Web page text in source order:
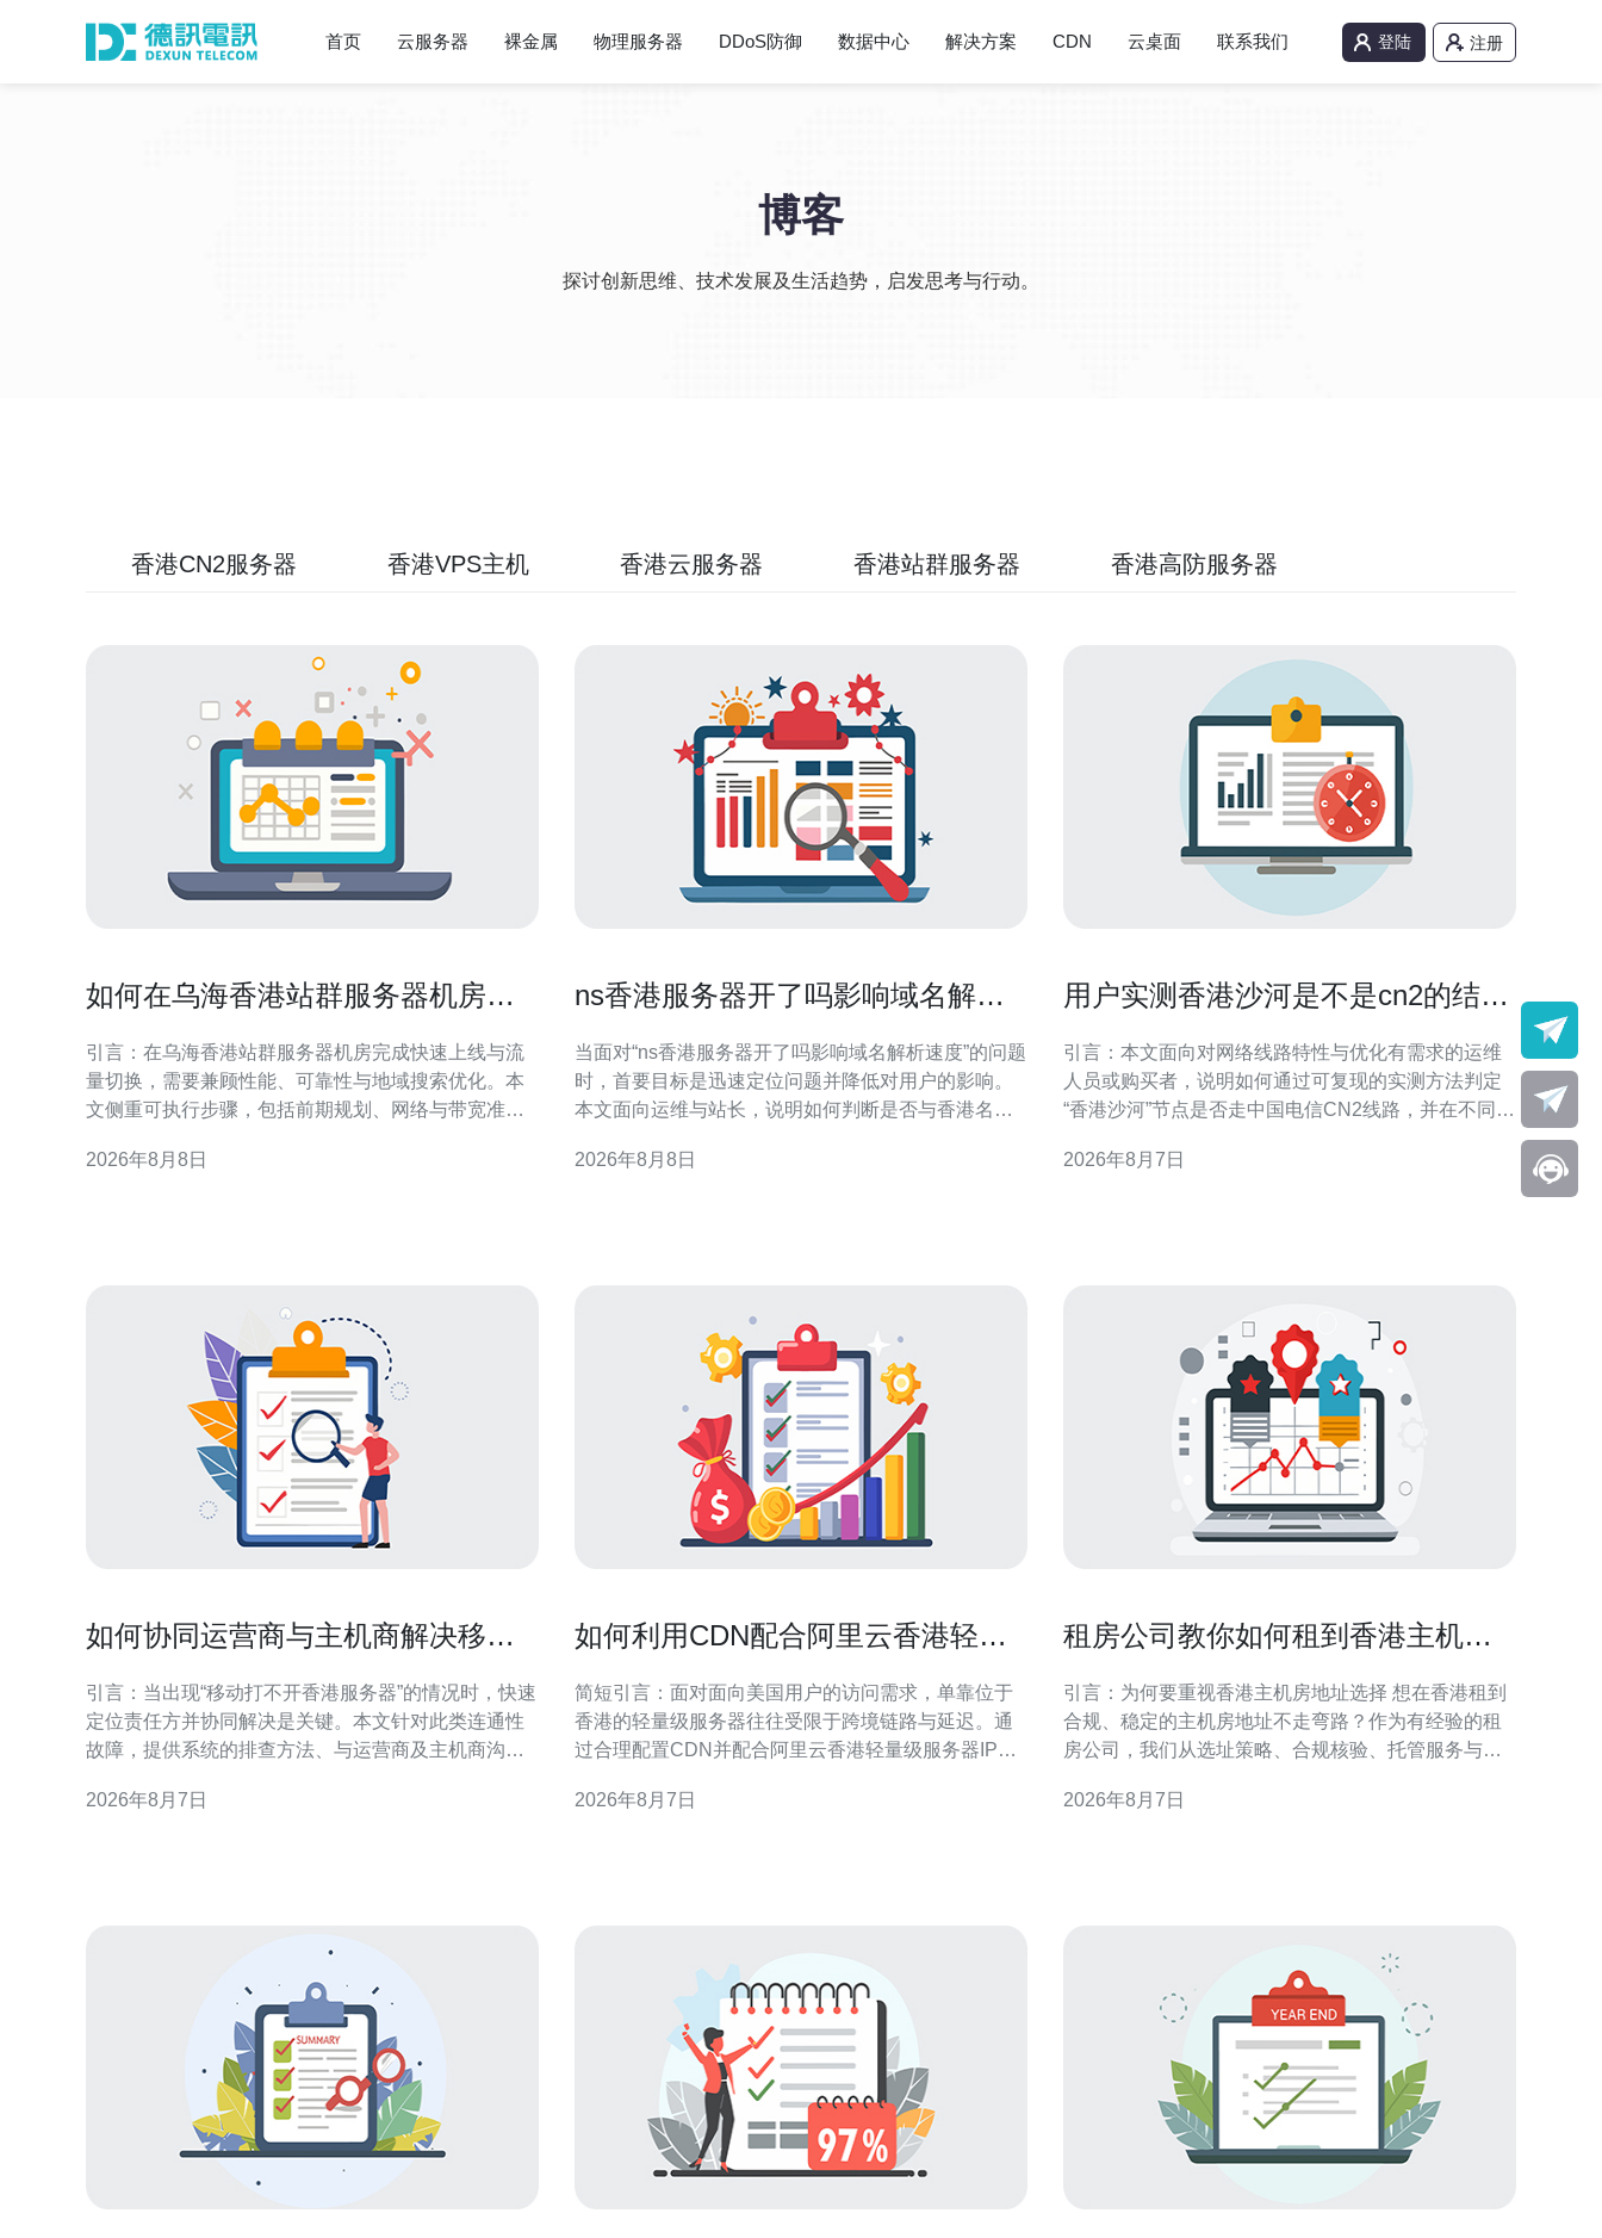
首页 云服务器 裸金属 物理服务器 DDoS防御 数据中心 解决方案 CDN 云桌面 联系我们 登陆 注册
博客
探讨创新思维、技术发展及生活趋势，启发思考与行动。
香港CN2服务器 香港VPS主机 香港云服务器 香港站群服务器 香港高防服务器
如何在乌海香港站群服务器机房完
引言：在乌海香港站群服务器机房完成快速上线与流
量切换，需要兼顾性能、可靠性与地域搜索优化。本
文侧重可执行步骤，包括前期规划、网络与带宽准
换、监控回滚与SEO/GEO注意点，为运维与站长提供
2026年8月8日
ns香港服务器开了吗影响域名解析
当面对“ns香港服务器开了吗影响域名解析速度”的问题
时，首要目标是迅速定位问题并降低对用户的影响。
本文面向运维与站长，说明如何判断是否与香港名称
建议，以保障域名解析可用性和访问体验。 判断是否
2026年8月8日
用户实测香港沙河是不是cn2的结果
引言：本文面向对网络线路特性与优化有需求的运维
人员或购买者，说明如何通过可复现的实测方法判定
“香港沙河”节点是否走中国电信CN2线路，并在不同判
断言，提供操作步骤与解读要点，方便读者自行复
2026年8月7日
如何协同运营商与主机商解决移动
引言：当出现“移动打不开香港服务器”的情况时，快速
定位责任方并协同解决是关键。本文针对此类连通性
故障，提供系统的排查方法、与运营商及主机商沟通
时间内恢复访问。 1. 初步信息与证据收集 首先收集故
2026年8月7日
如何利用CDN配合阿里云香港轻量
简短引言：面对面向美国用户的访问需求，单靠位于
香港的轻量级服务器往往受限于跨境链路与延迟。通
过合理配置CDN并配合阿里云香港轻量级服务器IP，
与GEO优化。 选择合适的CDN与节点覆盖 选择有完
2026年8月7日
租房公司教你如何租到香港主机房
引言：为何要重视香港主机房地址选择 想在香港租到
合规、稳定的主机房地址不走弯路？作为有经验的租
房公司，我们从选址策略、合规核验、托管服务与实
影响网络连通和法律合规，也直接关系到业务连续性
2026年8月7日